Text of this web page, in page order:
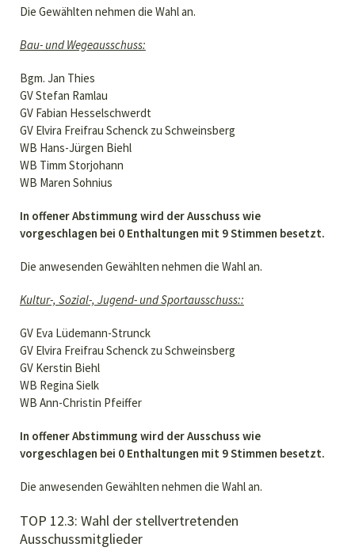
Die Gewählten nehmen die Wahl an.
Bau- und Wegeausschuss:
Bgm. Jan Thies
GV Stefan Ramlau
GV Fabian Hesselschwerdt
GV Elvira Freifrau Schenck zu Schweinsberg
WB Hans-Jürgen Biehl
WB Timm Storjohann
WB Maren Sohnius
In offener Abstimmung wird der Ausschuss wie
vorgeschlagen bei 0 Enthaltungen mit 9 Stimmen besetzt.
Die anwesenden Gewählten nehmen die Wahl an.
Kultur-, Sozial-, Jugend- und Sportausschuss::
GV Eva Lüdemann-Strunck
GV Elvira Freifrau Schenck zu Schweinsberg
GV Kerstin Biehl
WB Regina Sielk
WB Ann-Christin Pfeiffer
In offener Abstimmung wird der Ausschuss wie
vorgeschlagen bei 0 Enthaltungen mit 9 Stimmen besetzt.
Die anwesenden Gewählten nehmen die Wahl an.
TOP 12.3: Wahl der stellvertretenden
Ausschussmitglieder